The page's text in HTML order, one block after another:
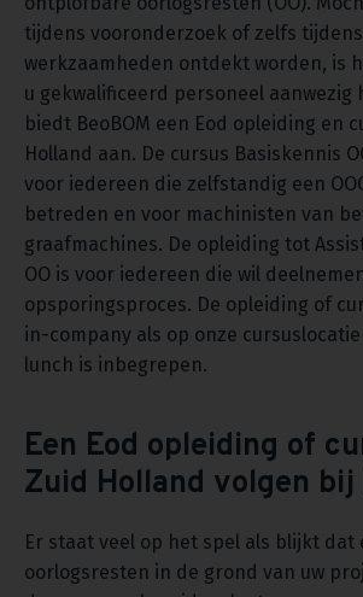
tijdens vooronderzoek of zelfs
werkzaamheden ontdekt worden, is
u gekwalificeerd personeel aanwezig
biedt BeoBOM een Eod opleiding en
Holland aan. De cursus Basiskennis
voor iedereen die zelfstandig een
betreden en voor machinisten van
graafmachines. De opleiding tot
OO is voor iedereen die wil
opsporingsproces. De opleiding of
in-company als op onze
lunch is inbegrepen.
Een Eod opleiding of
Zuid Holland volgen bij
Er staat veel op het spel als blijkt
oorlogsresten in de grond van uw